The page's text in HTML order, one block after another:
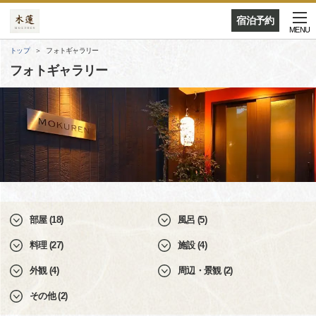
宿泊予約
MENU
トップ フォトギャラリー
フォトギャラリー
部屋 (18) 風呂 (5)
料理 (27) 施設 (4)
外観 (4) 周辺・景観 (2)
その他 (2)